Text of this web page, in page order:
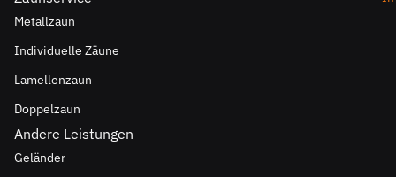
Metallzaun
Individuelle Zäune
Lamellenzaun
Doppelzaun
Andere Leistungen
Geländer